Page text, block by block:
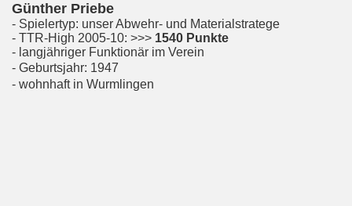
Günther Priebe
- Spielertyp: unser Abwehr- und Materialstratege
- TTR-High 2005-10: >>> 1540 Punkte
- langjähriger Funktionär im Verein
- Geburtsjahr: 1947
- wohnhaft in Wurmlingen